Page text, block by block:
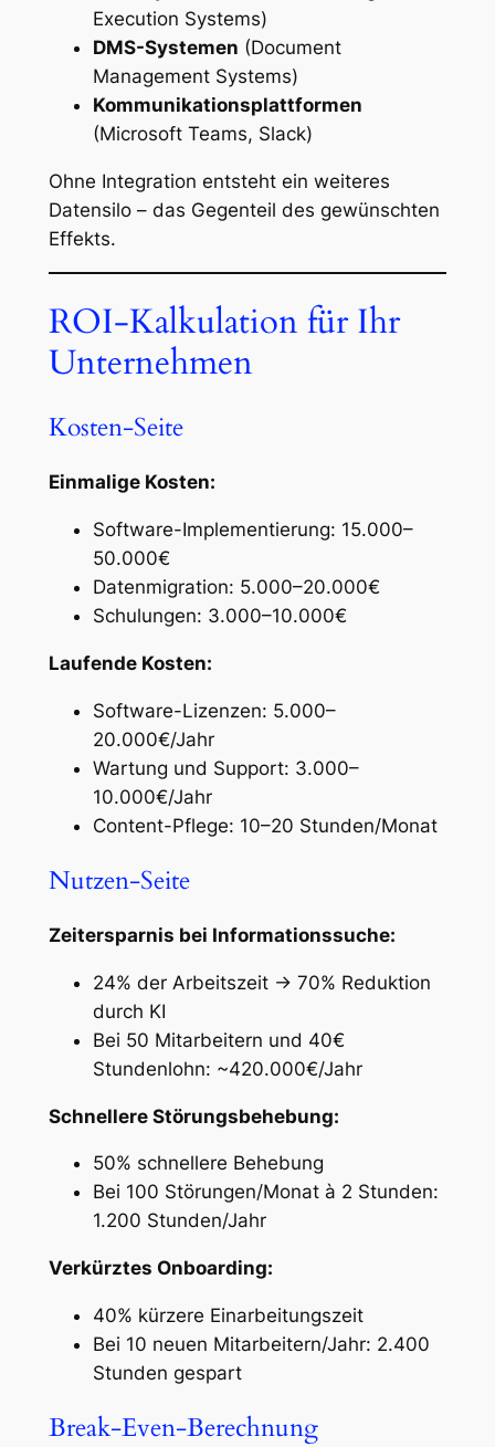
Execution Systems)
DMS-Systemen (Document
Management Systems)
Kommunikationsplattformen
(Microsoft Teams, Slack)
Ohne Integration entsteht ein weiteres
Datensilo – das Gegenteil des gewünschten
Effekts.
ROI-Kalkulation für Ihr
Unternehmen
Kosten-Seite
Einmalige Kosten:
Software-Implementierung: 15.000–
50.000€
Datenmigration: 5.000–20.000€
Schulungen: 3.000–10.000€
Laufende Kosten:
Software-Lizenzen: 5.000–
20.000€/Jahr
Wartung und Support: 3.000–
10.000€/Jahr
Content-Pflege: 10–20 Stunden/Monat
Nutzen-Seite
Zeitersparnis bei Informationssuche:
24% der Arbeitszeit → 70% Reduktion
durch KI
Bei 50 Mitarbeitern und 40€
Stundenlohn: ~420.000€/Jahr
Schnellere Störungsbehebung:
50% schnellere Behebung
Bei 100 Störungen/Monat à 2 Stunden:
1.200 Stunden/Jahr
Verkürztes Onboarding:
40% kürzere Einarbeitungszeit
Bei 10 neuen Mitarbeitern/Jahr: 2.400
Stunden gespart
Break-Even-Berechnung